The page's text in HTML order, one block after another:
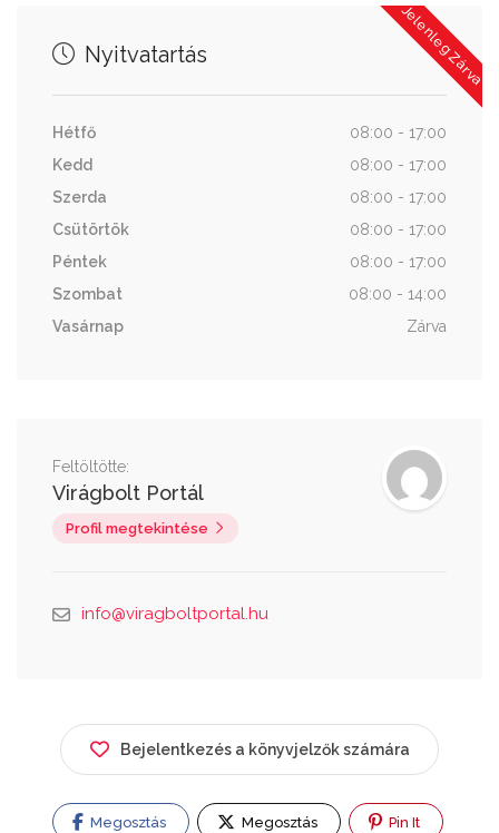
Jelenleg Zárva
Nyitvatartás
Hétfő
08:00 - 17:00
Kedd
08:00 - 17:00
Szerda
08:00 - 17:00
Csütörtök
08:00 - 17:00
Péntek
08:00 - 17:00
Szombat
08:00 - 14:00
Vasárnap
Zárva
Feltöltötte:
Virágbolt Portál
Profil megtekintése
info@viragboltportal.hu
Bejelentkezés a könyvjelzők számára
Megosztás Megosztás Pin It